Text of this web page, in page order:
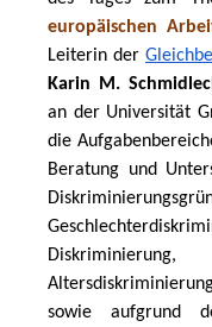
europäischen
Leiterin der
Karin M.
an der Universität
die
Beratung und
sowie aufgrund